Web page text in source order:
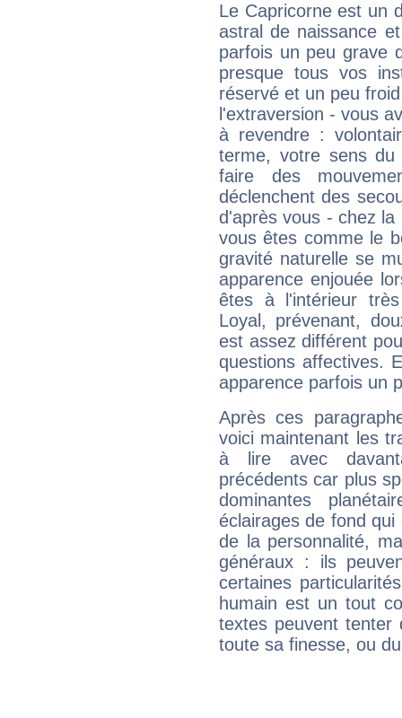
Le Capricorne est un
astral de naissance
parfois un peu grave
presque tous vos
réservé et un peu
l'extraversion - vous
à revendre :
terme, votre sens
faire des
déclenchent des
d'après vous - chez
vous êtes comme le
gravité naturelle se
apparence enjouée
êtes à l'intérieur
Loyal, prévenant,
est assez différent
questions affectives.
apparence parfois un
Après ces
voici maintenant les
à lire avec
précédents car plus
dominantes
éclairages de fond
de la personnalité,
généraux : ils
certaines
humain est un tout
textes peuvent tenter
toute sa finesse, ou